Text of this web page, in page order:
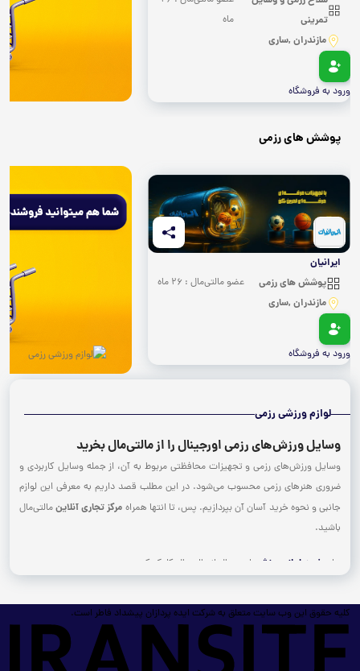
تمرینی
مازندران ,ساری
ماه
ورود به فروشگاه
پوشش های رزمی
ایرانیان
پوشش های رزمی
مازندران ,ساری
عضو مالتی‌مال : 26 ماه
ورود به فروشگاه
لوازم ورزشی رزمی
وسایلورزش‌هایرزمیاورجینالرا ازمالتی‌مالبخرید
وسایل ورزش‌های رزمی و تجهیزات محافظتی مربوط به آن، از جمله وسایل کاربردی و
ضروری هنرهای رزمی محسوب می‌شود. در این مطلب قصد داریم به معرفی این لوازم
جانبی و نحوه خرید آسان آن بپردازیم. پس، تا انتها همراه مرکز تجاری آنلاینمالتی‌مال
باشید.
برای خرید لوازم ورزشی اورجینال از مالتیمال کلیک کنید.
وسایلورزش‌هایرزمیکدام‌اند؟
برخلاف تصور عموم مردم، ورزش‌های رزمی به وسایل و تجهیزات گران‌قیمت نیازی
ندارند و ورزش‌های دردسترس‌تری هستند. در زیر به معرفی لوازم و تجهیزات مورد نیاز
ورزش‌های رزمی می‌پردازیم.
کلیه حقوق این وب سایت متعلق به شرکت ایده پردازان پیشداد فاطر است.